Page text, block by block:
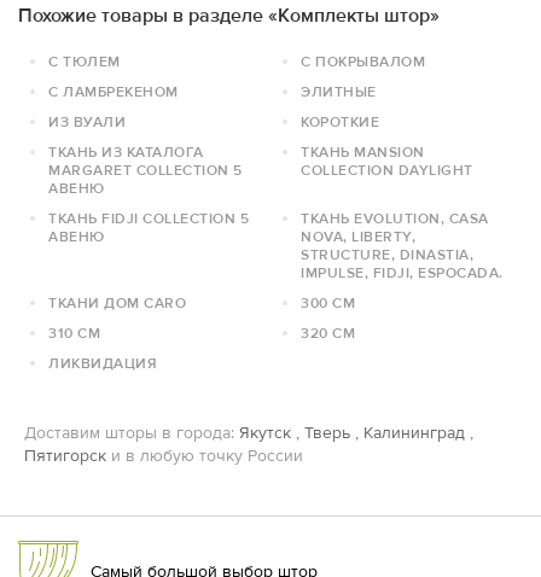
Похожие товары в разделе «Комплекты штор»
С ТЮЛЕМ
С ПОКРЫВАЛОМ
С ЛАМБРЕКЕНОМ
ЭЛИТНЫЕ
ИЗ ВУАЛИ
КОРОТКИЕ
ТКАНЬ ИЗ КАТАЛОГА
MARGARET COLLECTION 5
АВЕНЮ
ТКАНЬ MANSION
COLLECTION DAYLIGHT
ТКАНЬ FIDJI COLLECTION 5
АВЕНЮ
ТКАНЬ EVOLUTION, CASA
NOVA, LIBERTY,
STRUCTURE, DINASTIA,
IMPULSE, FIDJI, ESPOCADA.
ТКАНИ ДОМ CARO
300 СМ
310 СМ
320 СМ
ЛИКВИДАЦИЯ
Доставим шторы в города: Якутск , Тверь , Калининград ,
Пятигорск и в любую точку России
Самый большой выбор штор